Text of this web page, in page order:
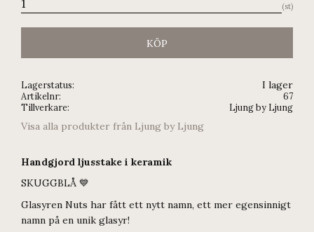
st
KÖP
Lagerstatus I lager
Artikelnr
67
Tillverkare
Ljung by Ljung
Visa alla produkter från Ljung by Ljung
Handgjord ljusstake i keramik
SKUGGBLÅ 💙
Glasyren Nuts har fått ett nytt namn, ett mer egensinnigt
namn på en unik glasyr!